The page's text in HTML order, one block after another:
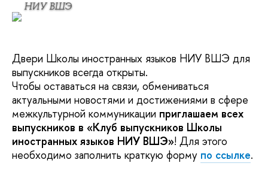
НИУ ВШЭ
Двери Школы иностранных языков НИУ ВШЭ для
выпускников всегда открыты.
Чтобы оставаться на связи, обмениваться
актуальными новостями и достижениями в сфере
межкультурной коммуникации приглашаем всех
выпускников в «Клуб выпускников Школы
иностранных языков НИУ ВШЭ»! Для этого
необходимо заполнить краткую форму по ссылке.